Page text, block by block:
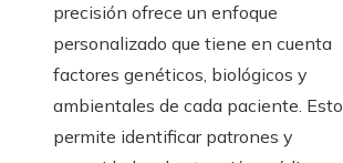
precisión ofrece un enfoque
personalizado que tiene en cuenta
factores genéticos, biológicos y
ambientales de cada paciente. Esto
permite identificar patrones y